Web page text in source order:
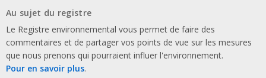
Au sujet du registre
Le Registre environnemental vous permet de faire des
commentaires et de partager vos points de vue sur les mesures
que nous prenons qui pourraient influer l'environnement.
Pour en savoir plus.